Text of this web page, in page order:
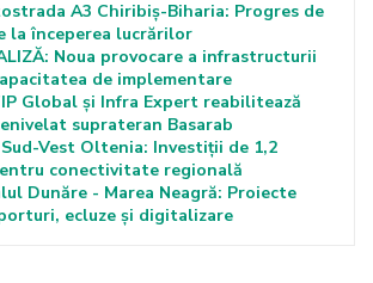
A3 Chiribiș-Biharia: Progres de
la începerea lucrărilor
Noua provocare a infrastructurii
de implementare
Global și Infra Expert reabilitează
suprateran Basarab
Vest Oltenia: Investiții de 1,2
conectivitate regională
Dunăre - Marea Neagră: Proiecte
ecluze și digitalizare